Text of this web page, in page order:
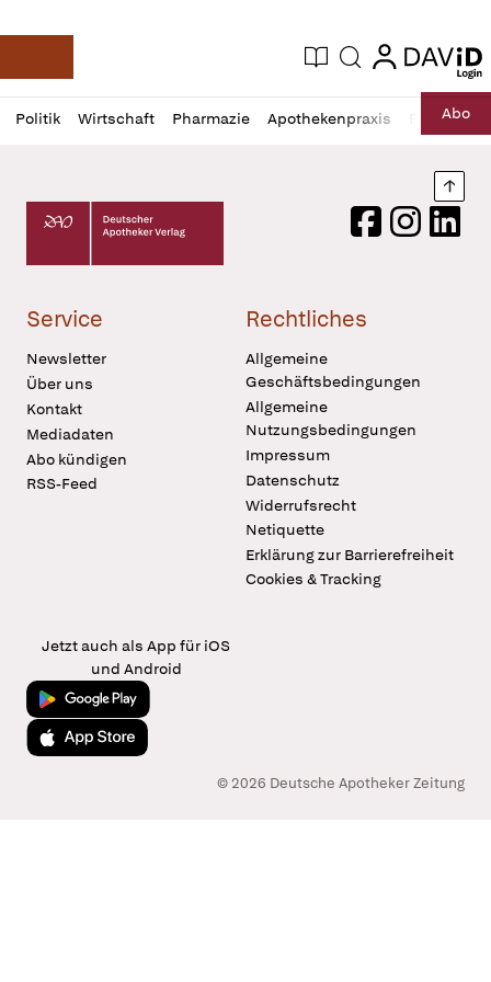
Deutsche Apotheker Zeitung
Aktuelle Ausgabe
Suche login
login
Politik Wirtschaft Pharmazie Apothekenpraxis RechtAbo
Profil
öffnen
Daz
Pur
Deutscher Apotheker Verlag Logo
FacebookInstagram
Service
Newsletter
Über uns
Kontakt
Mediadaten
Abo kündigen
RSS-Feed
Rechtliches
Allgemeine
Geschäftsbedingungen
Allgemeine
Nutzungsbedingungen
Impressum
Datenschutz
Widerrufsrecht
Netiquette
Erklärung zur Barrierefreiheit
Cookies & Tracking
Jetzt auch als App für iOS
und Android
Jetzt bei Google Play
Laden im App Store
© 2026 Deutsche Apotheker Zeitung